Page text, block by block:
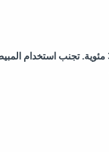
يُغسل يدوياً أو في الغسالة ببرنامج الملابس الحساسة عند درجة حرارة 30 مئوية. تجنب